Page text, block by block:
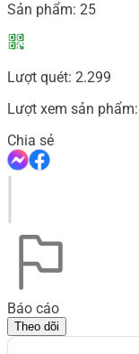
Sản phẩm: 25
Lượt quét: 2.299
Lượt xem sản phẩm:
Chia sẻ
Báo cáo
Theo dõi